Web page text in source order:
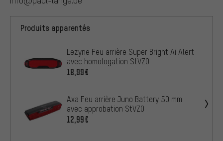
Produits apparentés
Lezyne Feu arrière Super Bright Ai Alert
avec homologation StVZO
18,99€
Axa Feu arrière Juno Battery 50 mm
avec approbation StVZO
12,99€